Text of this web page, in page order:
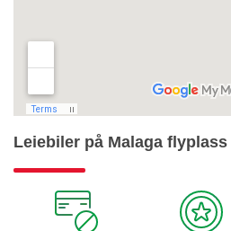
Leiebiler på Malaga flyplass